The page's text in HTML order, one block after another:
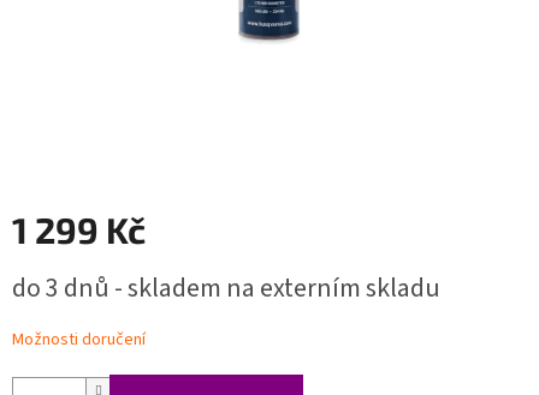
1 299 Kč
cena:
do 3 dnů - skladem na externím skladu
Možnosti doručení